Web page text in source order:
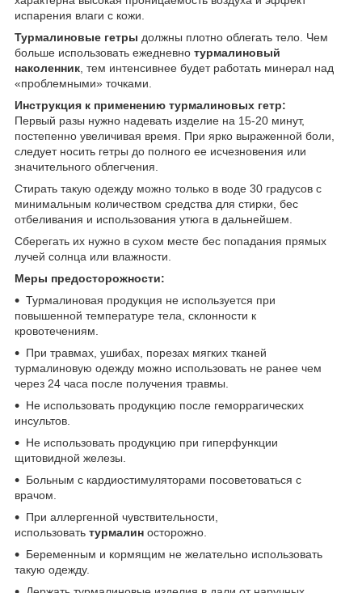
испарения влаги с кожи.
Турмалиновые гетры должны плотно облегать тело. Чем
больше использовать ежедневно турмалиновый
наколенник, тем интенсивнее будет работать минерал над
«проблемными» точками.
Инструкция к применению турмалиновых гетр:
Первый разы нужно надевать изделие на 15-20 минут,
постепенно увеличивая время. При ярко выраженной боли,
следует носить гетры до полного ее исчезновения или
значительного облегчения.
Стирать такую одежду можно только в воде 30 градусов с
минимальным количеством средства для стирки, бес
отбеливания и использования утюга в дальнейшем.
Сберегать их нужно в сухом месте бес попадания прямых
лучей солнца или влажности.
Меры предосторожности:
Турмалиновая продукция не используется при
повышенной температуре тела, склонности к
кровотечениям.
При травмах, ушибах, порезах мягких тканей
турмалиновую одежду можно использовать не ранее чем
через 24 часа после получения травмы.
Не использовать продукцию после геморрагических
инсультов.
Не использовать продукцию при гиперфункции
щитовидной железы.
Больным с кардиостимуляторами посоветоваться с
врачом.
При аллергенной чувствительности,
использовать турмалин осторожно.
Беременным и кормящим не желательно использовать
такую одежду.